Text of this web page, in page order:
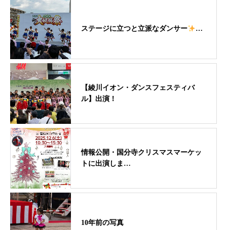
ステージに立つと立派なダンサー …
【綾川イオン・ダンスフェスティバ
ル】出演！
情報公開・国分寺クリスマスマーケッ
トに出演しま…
10年前の写真